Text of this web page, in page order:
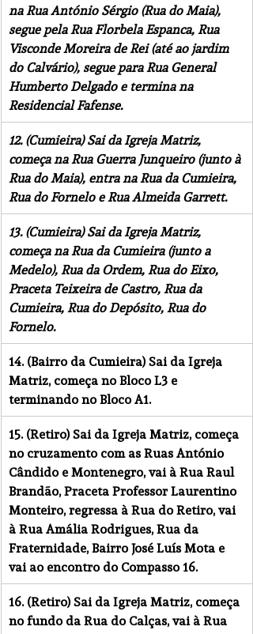
na Rua António Sérgio (Rua do Maia),
segue pela Rua Florbela Espanca, Rua
Visconde Moreira de Rei (até ao jardim
do Calvário), segue para Rua General
Humberto Delgado e termina na
Residencial Fafense.
12. (Cumieira) Sai da Igreja Matriz,
começa na Rua Guerra Junqueiro (junto à
Rua do Maia), entra na Rua da Cumieira,
Rua do Fornelo e Rua Almeida Garrett.
13. (Cumieira) Sai da Igreja Matriz,
começa na Rua da Cumieira (junto a
Medelo), Rua da Ordem, Rua do Eixo,
Praceta Teixeira de Castro, Rua da
Cumieira, Rua do Depósito, Rua do
Fornelo.
14. (Bairro da Cumieira) Sai da Igreja
Matriz, começa no Bloco L3 e
terminando no Bloco A1.
15. (Retiro) Sai da Igreja Matriz, começa
no cruzamento com as Ruas António
Cândido e Montenegro, vai à Rua Raul
Brandão, Praceta Professor Laurentino
Monteiro, regressa à Rua do Retiro, vai
à Rua Amália Rodrigues, Rua da
Fraternidade, Bairro José Luís Mota e
vai ao encontro do Compasso 16.
16. (Retiro) Sai da Igreja Matriz, começa
no fundo da Rua do Calças, vai à Rua